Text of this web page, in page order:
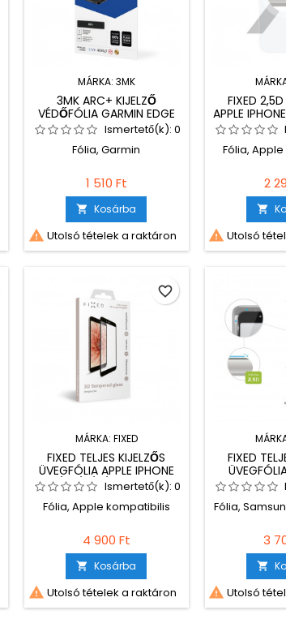
MÁRKA: 3MK
3MK ARC+ KIJELZŐ
VÉDŐFÓLIA GARMIN EDGE
1050
Ismertető(k): 0
Fólia, Garmin
1 510 Ft
 Kosárba
 Utolsó tételek a raktáron
FIXED
APPLE
Fólia,
2

 Utolsó
MÁRKA: FIXED
FIXED TELJES KIJELZŐS
ÜVEGFÓLIA APPLE IPHONE
6/6S/7/8/SE (2020)
TELEFONOKHOZ, FEKETE
Ismertető(k): 0
Fólia, Apple kompatibilis
4 900 Ft
 Kosárba
 Utolsó tételek a raktáron
favorite_border
FIXED
GALAXY
Fólia,
3

 Utolsó